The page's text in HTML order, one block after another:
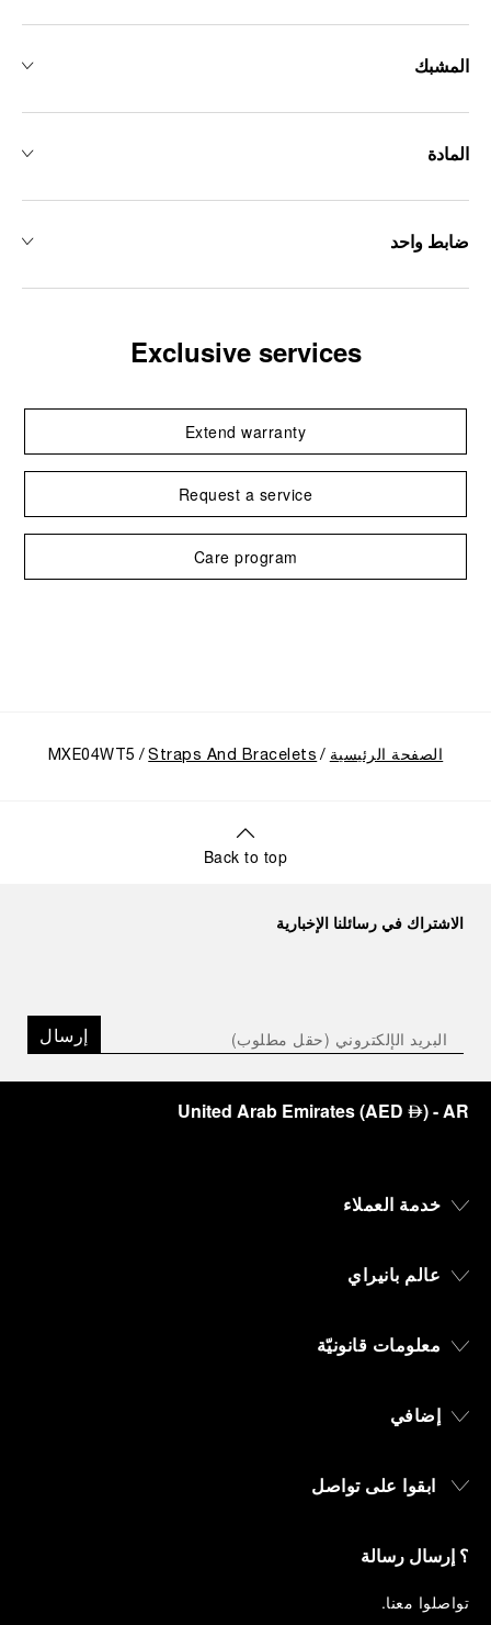
المشبك
المادة
ضابط واحد
Exclusive services
Extend warranty
Request a service
Care program
الصفحة الرئيسية Straps And Bracelets
MXE04WT5
Back to top
الاشتراك في رسائلنا الإخبارية
إرسال
United Arab Emirates(AED ⃃)- AR
خدمة العملاء
عالم بانيراي
معلومات قانونيّة
إضافي
ابقوا على تواصل
؟ إرسال رسالة
تواصلوا معنا.